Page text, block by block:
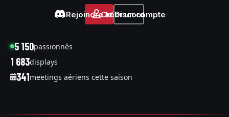
Rejoindre le Discord
Créer un compte
5 150passionnés
1 683displays
341meetings aériens cette saison